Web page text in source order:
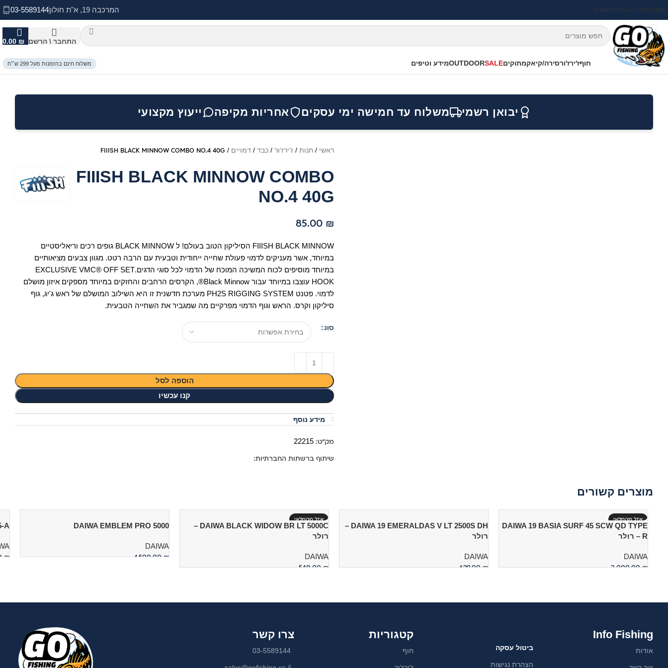
תקנוןהחזרות והחלפותאודות המרכבה 19, א"ת חולון 03-5589144
התחבר \ הרשם 0.00 ₪
חוףז'ירז'ורסירה/קיאקמתוקיםSALE
OUTDOORמידע וטיפים משלוח חינם בהזמנות מעל 299 ש״ח
יבואן רשמי משלוח עד חמישה ימי עסקים אחריות מקיפה ייעוץ מקצועי
ראשי / חנות / ז'ירז'ור / כבד / דמויים /
FIIISH BLACK MINNOW COMBO NO.4 40G
FIIISH BLACK MINNOW COMBO
NO.4 40G
85.00 ₪
FIIISH BLACK MINNOW הסיליקון הטוב בעולם! ל BLACK MINNOW גופים רכים וריאליסטיים
במיוחד, אשר מעניקים לדמוי פעולת שחייה ייחודית וטבעית עם הרבה רטט. מגוון צבעים מציאותיים
במיוחד מוסיפים לכוח המשיכה המוכח של הדמוי לכל סוגי הדגים.EXCLUSIVE VMC® OFF SET
HOOK עוצבו במיוחד עבור Black Minnow®, הקרסים הרחבים והחזקים במיוחד מספקים איזון מושלם
לדמוי. פטנט PH2S RIGGING SYSTEM מערכת חדשנית זו היא השילוב המושלם של ראש ג'יג, גוף
סיליקון וקרס. הראש וגוף הדמוי מפרקיים מה שמגביר את השחייה הטבעית.
סוג
הוספה לסל
קנו עכשיו
מידע נוסף
מק"ט: 22215
שיתוף ברשתות החברתיות:
מוצרים קשורים
אזל מהמלאי
DAIWA 19 BASIA SURF 45 SCW QD TYPE
R – רולר
DAIWA
3,000.00₪
DAIWA 19 EMERALDAS V LT 2500S DH –
רולר
DAIWA
629.00₪
אזל מהמלאי
DAIWA BLACK WIDOW BR LT 5000C –
רולר
DAIWA
540.00₪
DAIWA EMBLEM PRO 5000
DAIWA
1,500.00₪
A
₪
Info Fishing
אודות ביטול עסקה
הצהרת נגישות
קטגוריות
חוף
צרו קשר
03-5589144